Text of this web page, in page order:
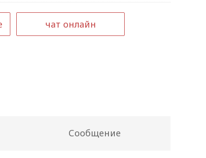
чат онлайн
Сообщение